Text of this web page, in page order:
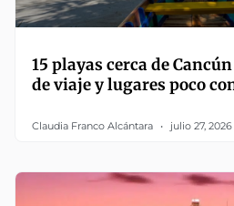
15 playas cerca de
de viaje y lugares poco
Claudia Franco Alcántara julio 27, 2026